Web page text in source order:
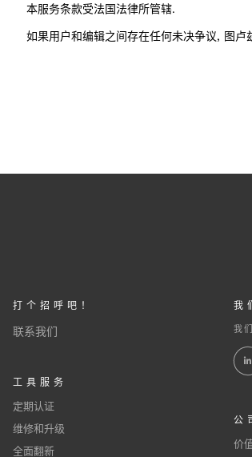
本服务条款受法国法律所管辖.
如果用户和编辑之间存在任何未决争议, 图卢
打个招呼吧！
联系我们
工具服务
定期认证
维修和升级
全面翻新
我
我
公
价